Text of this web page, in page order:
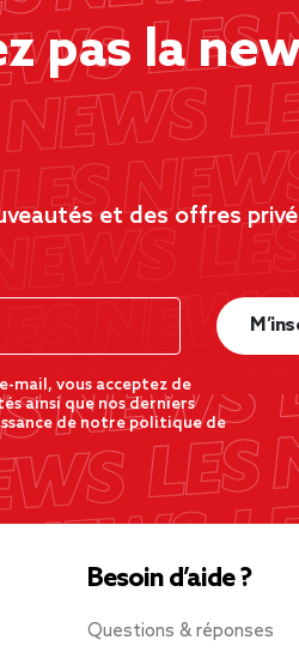
pas la
et des offres
mail, vous acceptez de
ainsi que nos derniers
de notre politique de
Besoin d’aide ?
Questions & réponses